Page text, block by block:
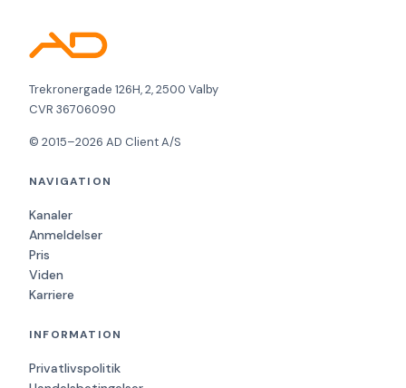
Trekronergade 126H, 2, 2500 Valby
CVR 36706090
© 2015–2026 AD Client A/S
NAVIGATION
Kanaler
Anmeldelser
Pris
Viden
Karriere
INFORMATION
Privatlivspolitik